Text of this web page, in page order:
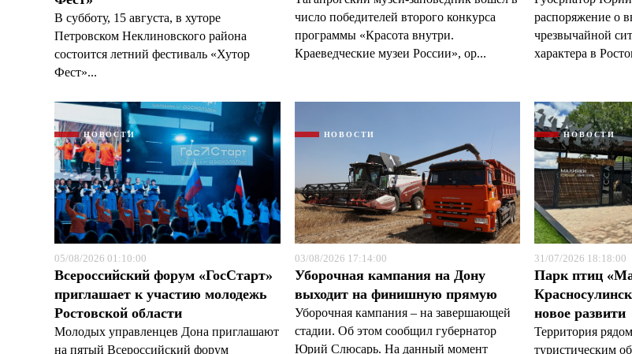
В субботу, 15 августа, в хуторе
Петровском Неклиновского района
состоится летний фестиваль «Хутор
Фест»...
число победителей второго конкурса
программы «Красота внутри.
Краеведческие музеи России», ор...
распоряжение о
чрезвычайной
характера в
НОВОСТИ
05/08/2026 01:10:00
Всероссийский форум «ГосСтарт»
приглашает к участию молодежь
Ростовской области
Молодых управленцев Дона приглашают
на пятый Всероссийский форум
НОВОСТИ
03/08/2026 17:14:00
Уборочная кампания на Дону
выходит на финишную прямую
Уборочная кампания – на завершающей
стадии. Об этом сообщил губернатор
Юрий Слюсарь. На данный момент
НОВОСТИ
31/07/2026 18:18:00
Парк птиц
новое развити
Территория
туристическим